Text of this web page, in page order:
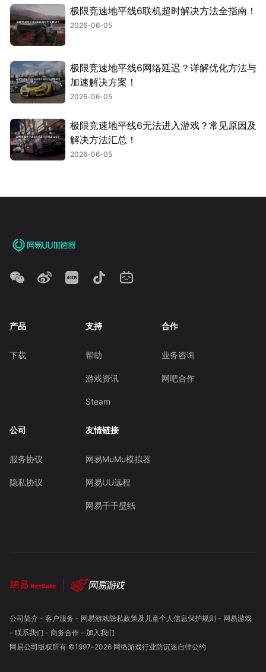
极限竞速地平线6联机超时解决方法全指南！
2026-06-05
极限竞速地平线6网络延迟？详解优化方法与
加速解决方案！
2026-06-05
极限竞速地平线6无法进入游戏？常见原因及
解决方法汇总！
2026-06-05
产品
下载
支持
帮助
游戏资讯
Steam
合作
业务咨询
网吧合作
公司
服务协议
隐私协议
友情链接
网易MuMu模拟器
网易UU远程
网易千千壁纸
公司简介- 客户服务 - 网易游戏隐私政策及儿童个人信息保护规则 - 网易游戏
- 联系我们 - 商务合作- 加入我们
网易公司版权所有 ©1997-2026 网络游戏行业防沉迷自律公约